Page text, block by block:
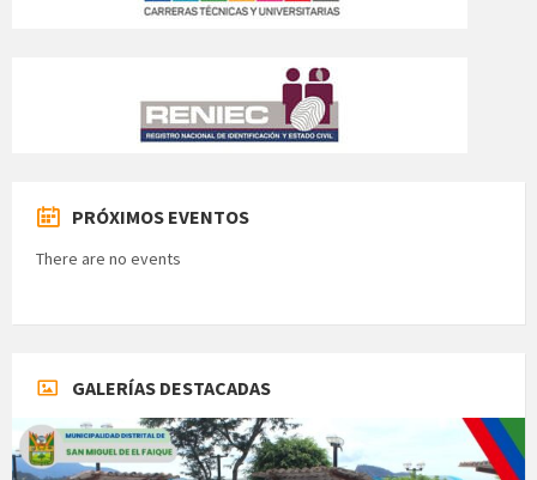
PRÓXIMOS EVENTOS
There are no events
GALERÍAS DESTACADAS